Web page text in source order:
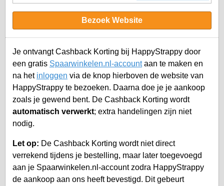
Bezoek Website
Je ontvangt Cashback Korting bij HappyStrappy door
een gratis Spaarwinkelen.nl-accountaan te maken en
na het inloggen via de knop hierboven de website van
HappyStrappy te bezoeken. Daarna doe je je aankoop
zoals je gewend bent. De Cashback Korting wordt
automatisch verwerkt; extra handelingen zijn niet
nodig.
Let op: De Cashback Korting wordt niet direct
verrekend tijdens je bestelling, maar later toegevoegd
aan je Spaarwinkelen.nl-accountzodra HappyStrappy
de aankoop aan ons heeft bevestigd. Dit gebeurt